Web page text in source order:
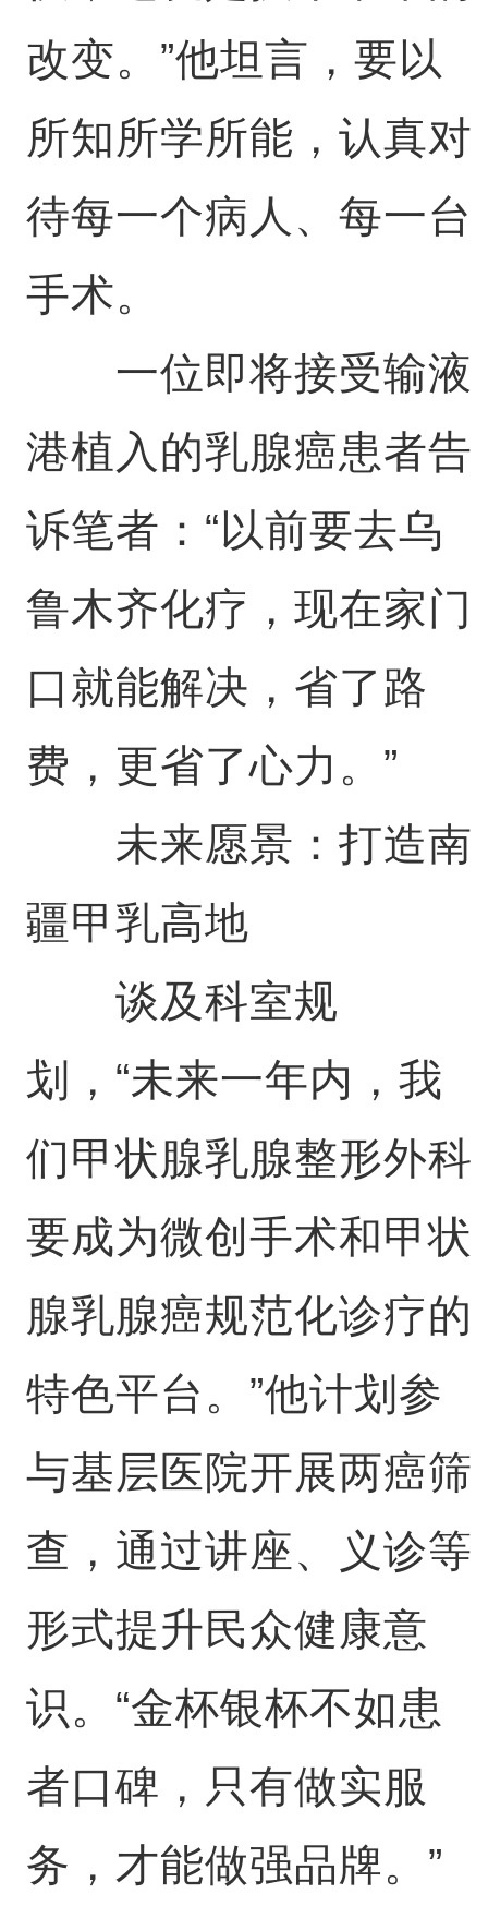
改变。”他坦言，要以
所知所学所能，认真对
待每一个病人、每一台
手术。
一位即将接受输液
港植入的乳腺癌患者告
诉笔者：“以前要去乌
鲁木齐化疗，现在家门
口就能解决，省了路
费，更省了心力。”
未来愿景：打造南
疆甲乳高地
谈及科室规
划，“未来一年内，我
们甲状腺乳腺整形外科
要成为微创手术和甲状
腺乳腺癌规范化诊疗的
特色平台。”他计划参
与基层医院开展两癌筛
查，通过讲座、义诊等
形式提升民众健康意
识。“金杯银杯不如患
者口碑，只有做实服
务，才能做强品牌。”